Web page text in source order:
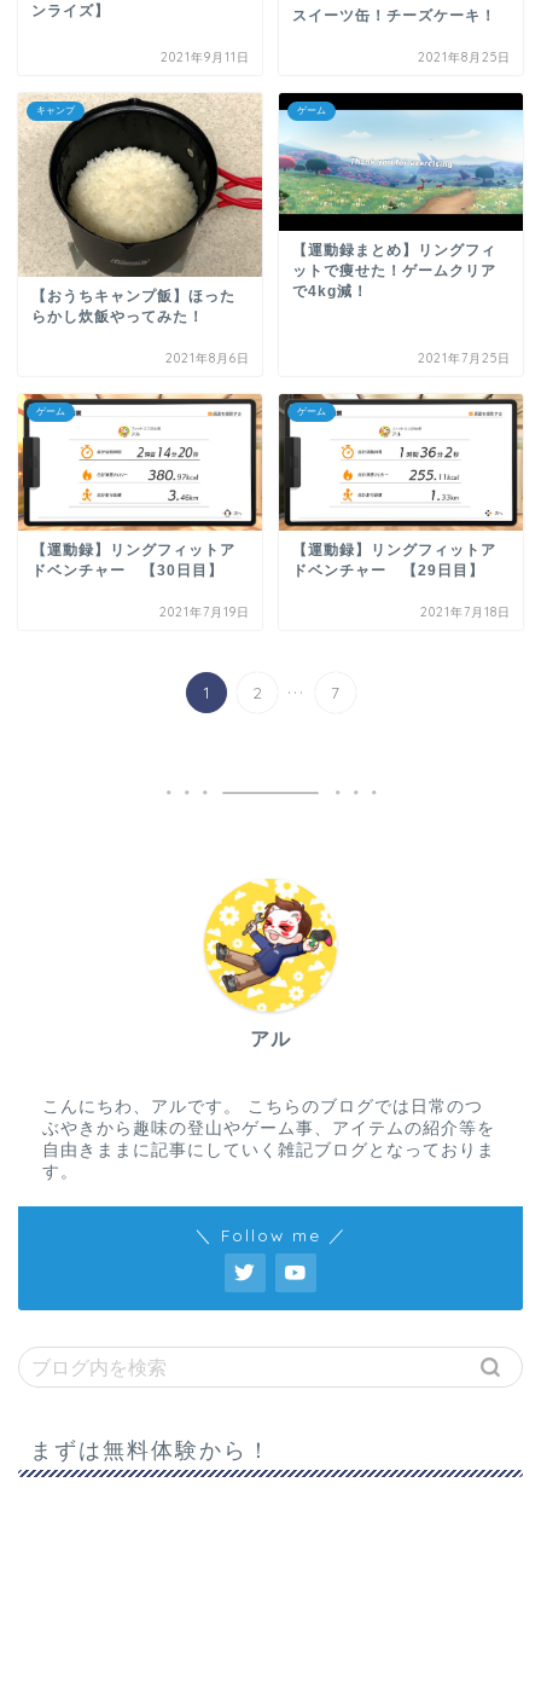
ンライズ】
2021年9月11日
スイーツ缶！チーズケーキ！
2021年8月25日
キャンプ
【おうちキャンプ飯】ほった
らかし炊飯やってみた！
2021年8月6日
ゲーム
【運動録まとめ】リングフィ
ットで痩せた！ゲームクリア
で4kg減！
2021年7月25日
ゲーム
【運動録】リングフィットア
ドベンチャー 【30日目】
2021年7月19日
ゲーム
【運動録】リングフィットア
ドベンチャー 【29日目】
2021年7月18日
1 2 ... 7
アル
こんにちわ、アルです。 こちらのブログでは日常のつ
ぶやきから趣味の登山やゲーム事、アイテムの紹介等を
自由きままに記事にしていく雑記ブログとなっておりま
す。
＼ Follow me ／
まずは無料体験から！